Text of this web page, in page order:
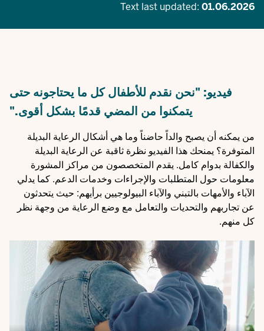
Text last updated: 01.06.2026
فيديو: "نحن نقدم للأطفال كل ما يحتاجونه حتى
يتمكنوا من المضي قدمًا بشكل أقوى."
من يمكنه أن يصبح والداً حاضناً وما هي أشكال الرعاية البديلة
المتوفرة؟ يمنحك هذا الفيديو نظرة ثاقبة عن الرعاية البديلة
والكفالة بدوام كامل. يقدم المتخصصون من مراكز المشورة
معلومات حول المتطلبات والإجراءات وخدمات الدعم. كما يدلي
الآباء والأمهات بالتبني والآباء البيولوجيين برأيهم: حيث يتحدثون
عن تجاربهم والتحديات والتعامل مع وضع الرعاية من وجهة نظر
كل منهم.